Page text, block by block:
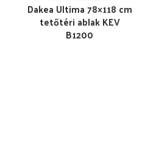
Dakea Ultima 78×118 cm
tetőtéri ablak KEV
B1200